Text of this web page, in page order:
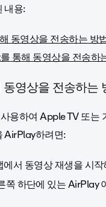
내용:
동영상을 전송하는 방
통해 동영상을 전송하
영상을 전송하는
용하여 Apple TV 또는
AirPlay하려면:
서 동영상 재생을 시
쪽 하단에 있는 AirPlay